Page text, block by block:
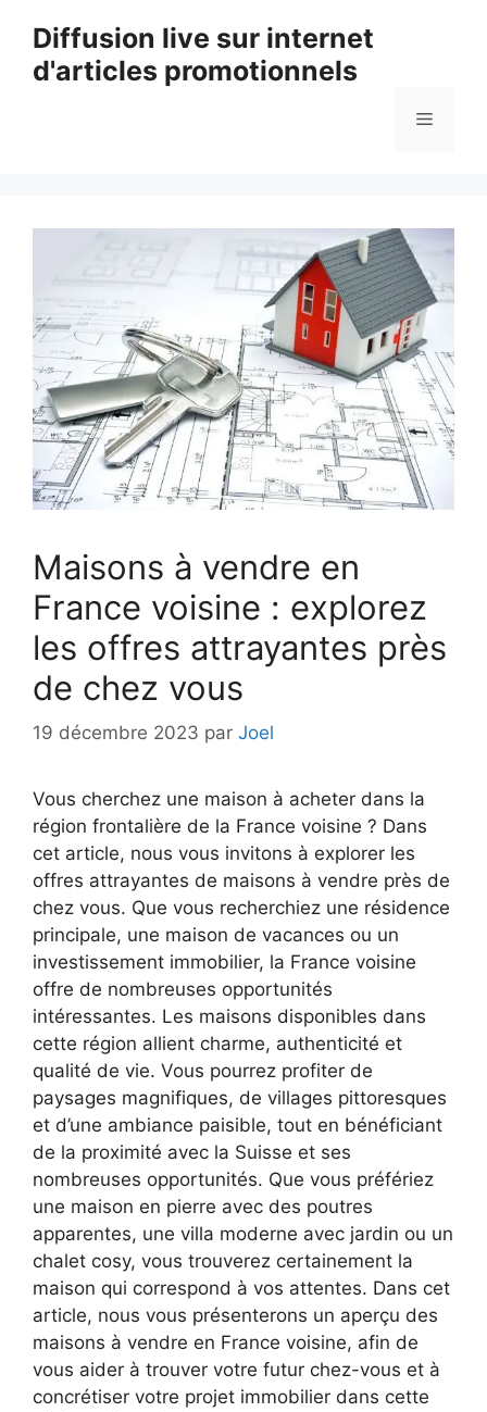
contenu
Diffusion live sur internet
d'articles promotionnels
Menu
Maisons à vendre en
France voisine : explorez
les offres attrayantes près
de chez vous
19 décembre 2023 par Joel
Vous cherchez une maison à acheter dans la
région frontalière de la France voisine ? Dans
cet article, nous vous invitons à explorer les
offres attrayantes de maisons à vendre près de
chez vous. Que vous recherchiez une résidence
principale, une maison de vacances ou un
investissement immobilier, la France voisine
offre de nombreuses opportunités
intéressantes. Les maisons disponibles dans
cette région allient charme, authenticité et
qualité de vie. Vous pourrez profiter de
paysages magnifiques, de villages pittoresques
et d’une ambiance paisible, tout en bénéficiant
de la proximité avec la Suisse et ses
nombreuses opportunités. Que vous préfériez
une maison en pierre avec des poutres
apparentes, une villa moderne avec jardin ou un
chalet cosy, vous trouverez certainement la
maison qui correspond à vos attentes. Dans cet
article, nous vous présenterons un aperçu des
maisons à vendre en France voisine, afin de
vous aider à trouver votre futur chez-vous et à
concrétiser votre projet immobilier dans cette